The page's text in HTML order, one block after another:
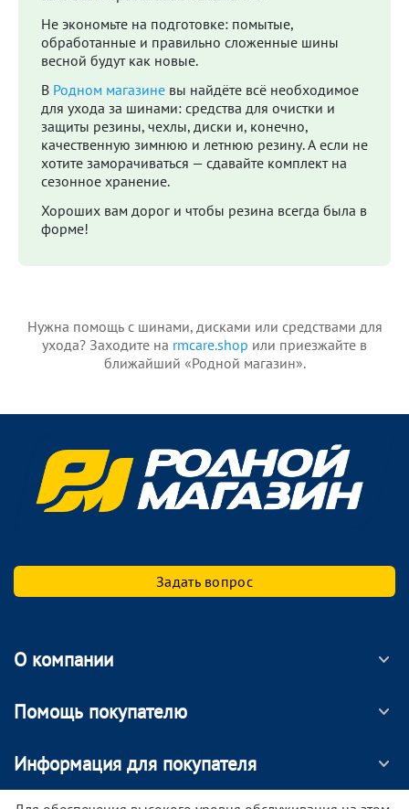
Не экономьте на подготовке: помытые,
обработанные и правильно сложенные шины
весной будут как новые.
В Родном магазине вы найдёте всё необходимое
для ухода за шинами: средства для очистки и
защиты резины, чехлы, диски и, конечно,
качественную зимнюю и летнюю резину. А если не
хотите заморачиваться — сдавайте комплект на
сезонное хранение.
Хороших вам дорог и чтобы резина всегда была в
форме!
Нужна помощь с шинами, дисками или средствами для
ухода? Заходите на rmcare.shop или приезжайте в
ближайший «Родной магазин».
Задать вопрос
О компании
Помощь покупателю
Информация для покупателя
МОБИЛЬНОЕ ПРИЛОЖЕНИЕ